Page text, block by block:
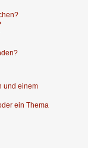
und einem
ein Thema